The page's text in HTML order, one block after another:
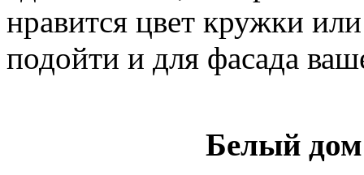
нравится цвет кружки
подойти и для фасада
Белый